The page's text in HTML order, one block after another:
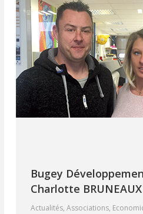
Bugey
Charlotte BRUNEAUX
Actualités, Associations,